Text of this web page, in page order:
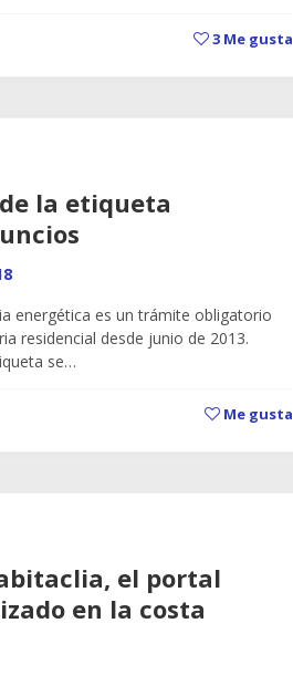
3 Me gusta
la etiqueta
energética es un trámite obligatorio
residencial desde junio de 2013.
se…
Me gusta
el portal
en la costa